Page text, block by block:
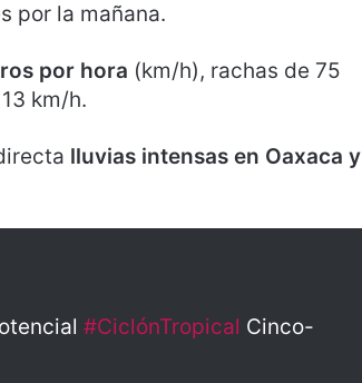
por la mañana.
por hora (km/h), rachas de 75
km/h.
lluvias intensas en Oaxaca y
#CiclónTropical Cinco-